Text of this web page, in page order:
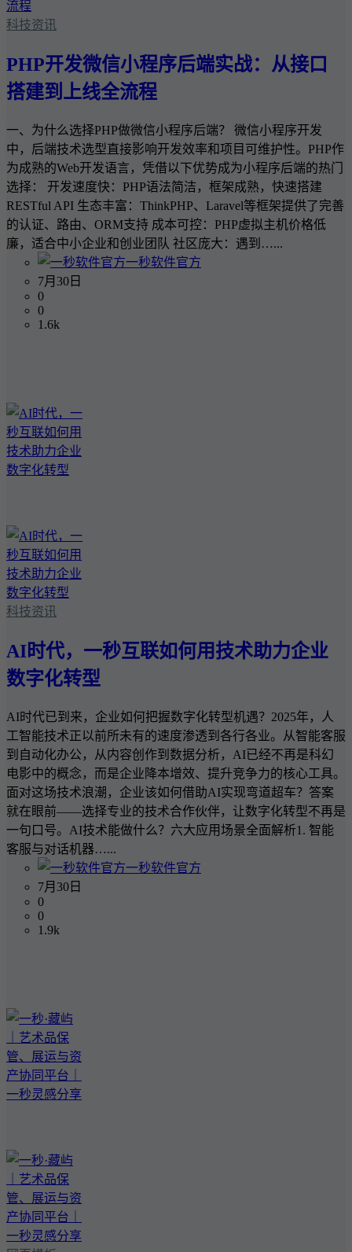
科技资讯
PHP开发微信小程序后端实战：从接口
搭建到上线全流程
一、为什么选择PHP做微信小程序后端？ 微信小程序开发
中，后端技术选型直接影响开发效率和项目可维护性。PHP作
为成熟的Web开发语言，凭借以下优势成为小程序后端的热门
选择： 开发速度快：PHP语法简洁，框架成熟，快速搭建
RESTful API 生态丰富：ThinkPHP、Laravel等框架提供了完善
的认证、路由、ORM支持 成本可控：PHP虚拟主机价格低
廉，适合中小企业和创业团队 社区庞大：遇到…...
一秒软件官方
7月30日
0
0
1.6k
科技资讯
AI时代，一秒互联如何用技术助力企业
数字化转型
AI时代已到来，企业如何把握数字化转型机遇？2025年，人
工智能技术正以前所未有的速度渗透到各行各业。从智能客服
到自动化办公，从内容创作到数据分析，AI已经不再是科幻
电影中的概念，而是企业降本增效、提升竞争力的核心工具。
面对这场技术浪潮，企业该如何借助AI实现弯道超车？答案
就在眼前——选择专业的技术合作伙伴，让数字化转型不再是
一句口号。AI技术能做什么？六大应用场景全面解析1. 智能
客服与对话机器…...
一秒软件官方
7月30日
0
0
1.9k